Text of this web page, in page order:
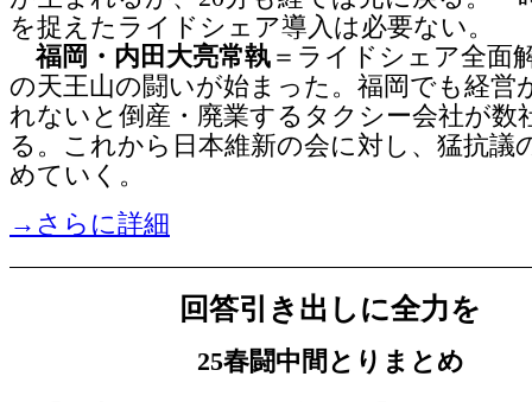
を捉えたライドシェア導入は必要ない。
福岡・内田大亮常執 ＝ライドシェア全面
の天王山の闘いが始まった。福岡でも経営
れないと倒産・廃業するタクシー会社が数
る。これから日本維新の会に対し、猛抗議
めていく。
→さらに詳細
回答引き出しに全力を
25春闘中間とりまとめ